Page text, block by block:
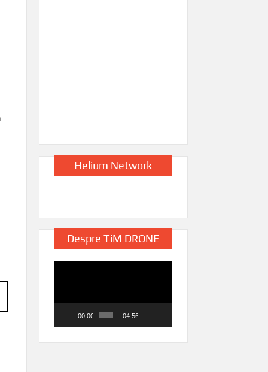
Helium Network
Despre TiM DRONE
00:00 04:56